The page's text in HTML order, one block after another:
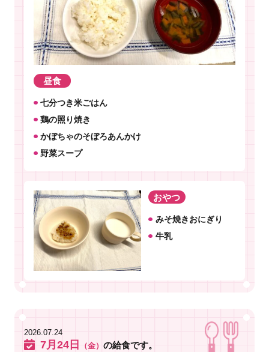
昼食
七分つき米ごはん
鶏の照り焼き
かぼちゃのそぼろあんかけ
野菜スープ
おやつ
みそ焼きおにぎり
牛乳
2026.07.24
7月24日 （金） の給食です。